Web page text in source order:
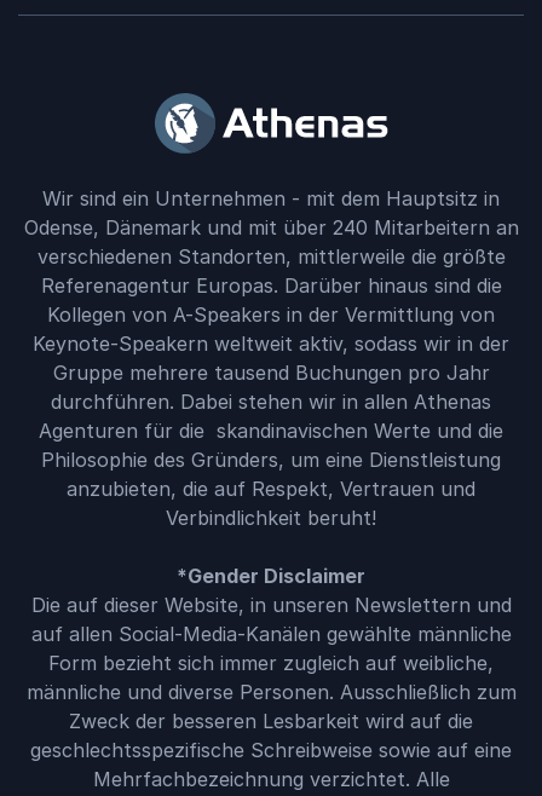
Wir sind ein Unternehmen - mit dem Hauptsitz in
Odense, Dänemark und mit über 240 Mitarbeitern an
verschiedenen Standorten, mittlerweile die größte
Referenagentur Europas. Darüber hinaus sind die
Kollegen von A-Speakers in der Vermittlung von
Keynote-Speakern weltweit aktiv, sodass wir in der
Gruppe mehrere tausend Buchungen pro Jahr
durchführen. Dabei stehen wir in allen Athenas
Agenturen für die skandinavischen Werte und die
Philosophie des Gründers, um eine Dienstleistung
anzubieten, die auf Respekt, Vertrauen und
Verbindlichkeit beruht!
*Gender Disclaimer
Die auf dieser Website, in unseren Newslettern und
auf allen Social-Media-Kanälen gewählte männliche
Form bezieht sich immer zugleich auf weibliche,
männliche und diverse Personen. Ausschließlich zum
Zweck der besseren Lesbarkeit wird auf die
geschlechtsspezifische Schreibweise sowie auf eine
Mehrfachbezeichnung verzichtet. Alle